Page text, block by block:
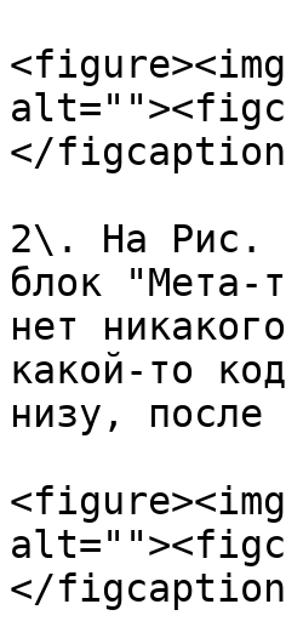
</
2\. На Рис. 2
блок "Мета-
нет
какой-то
низу,
</